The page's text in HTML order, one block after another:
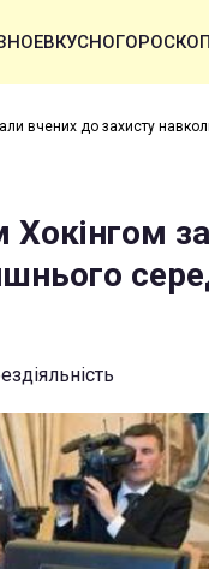
ВКУСНО
вчених до захисту
Хокінгом